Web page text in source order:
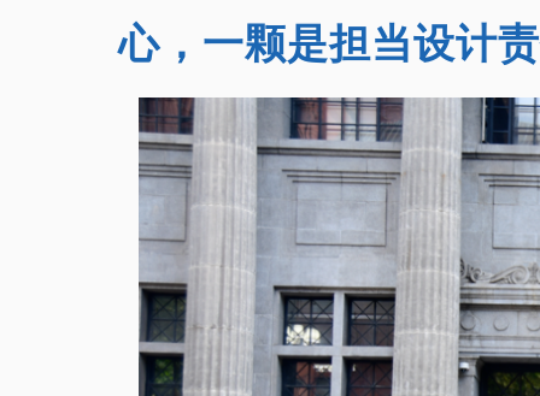
心，一颗是担当设计